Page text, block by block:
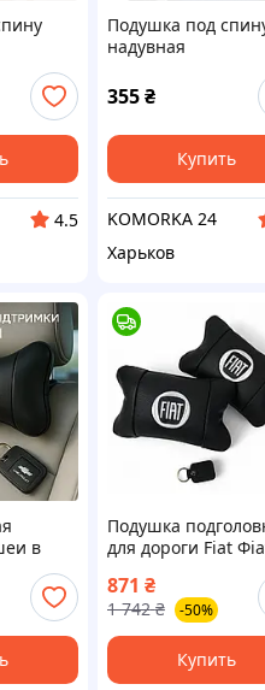
для
4.5
Подушка под
надувная
поясничная
для офиса и авто
355₴
Купить
KOMORKA 24
Харьков
в
Подушка
для дороги Fiat
Автоподушка для
на подголовники
Подушка салона
ZC-95
871 ₴
1 742 ₴ -50%
Купить